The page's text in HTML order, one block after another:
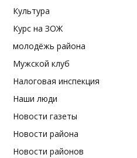
Культура
Курс на ЗОЖ
молодёжь района
Мужской клуб
Налоговая инспекция
Наши люди
Новости газеты
Новости района
Новости районов